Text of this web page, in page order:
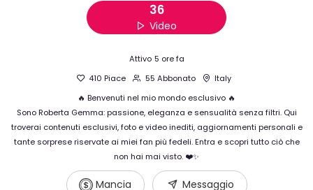
36
Video
Attivo 5 ore fa
410 Piace
55 Abbonato
Italy
🔥 Benvenuti nel mio mondo esclusivo 🔥
Sono Roberta Gemma: passione, eleganza e sensualità senza filtri. Qui
troverai contenuti esclusivi, foto e video inediti, aggiornamenti personali e
tante sorprese riservate ai miei fan più fedeli. Entra e scopri tutto ciò che
non hai mai visto. ❤️✨
Mancia Messaggio